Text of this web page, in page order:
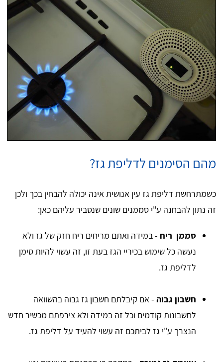
מהם הסימנים לדליפת גז?
כשמתרחשת דליפת גז עין אנושית אינה יכולה להבחין בכך ולכן
זה נתון להבחנה ע"י סממנים שונים שנסביר עליהם כאן:
סממן ריח - במידה ואתם מריחים ריח חזק של גז ולא
נעשה כל שימוש בכיריי הגז בעת זו, זה עשוי להיות סימן
לדליפת גז.
חשבון גבוה - אם קיבלתם חשבון גז גבוה בהשוואה
לחשבונות קודמים וכל זה במידה ולא צירפתם מכשיר חדש
הנצרך ע"י גז לביתכם זה עשוי להעיד על דליפת גז.